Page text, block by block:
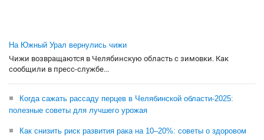
На Южный Урал вернулись чижи
Чижи возвращаются в Челябинскую область с зимовки. Как
сообщили в пресс-службе...
Когда сажать рассаду перцев в Челябинской области-2025:
полезные советы для лучшего урожая
Как снизить риск развития рака на 10–20%: советы о здоровом